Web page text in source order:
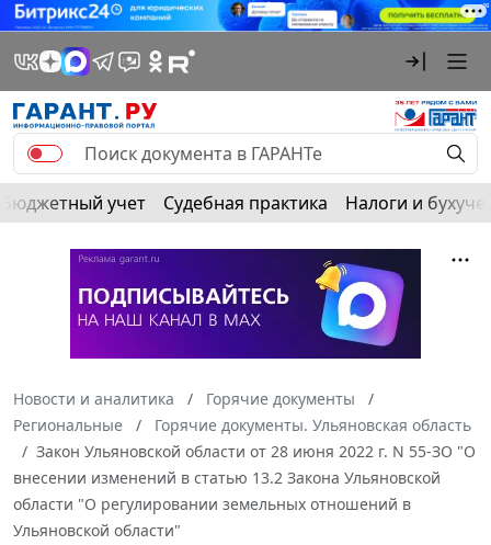
Бюджетный учет Судебная практика Налоги и
Новости и аналитика
Горячие документы
Региональные
Горячие документы. Ульяновская область
Закон Ульяновской области от 28 июня 2022 г. N 55-ЗО "О
внесении изменений в статью 13.2 Закона Ульяновской
области "О регулировании земельных отношений в
Ульяновской области"